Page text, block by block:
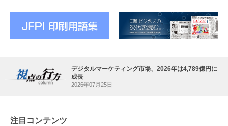
デジタルマーケティング市場、2026年は4,789億円に
成長
2026年07月25日
注目コンテンツ